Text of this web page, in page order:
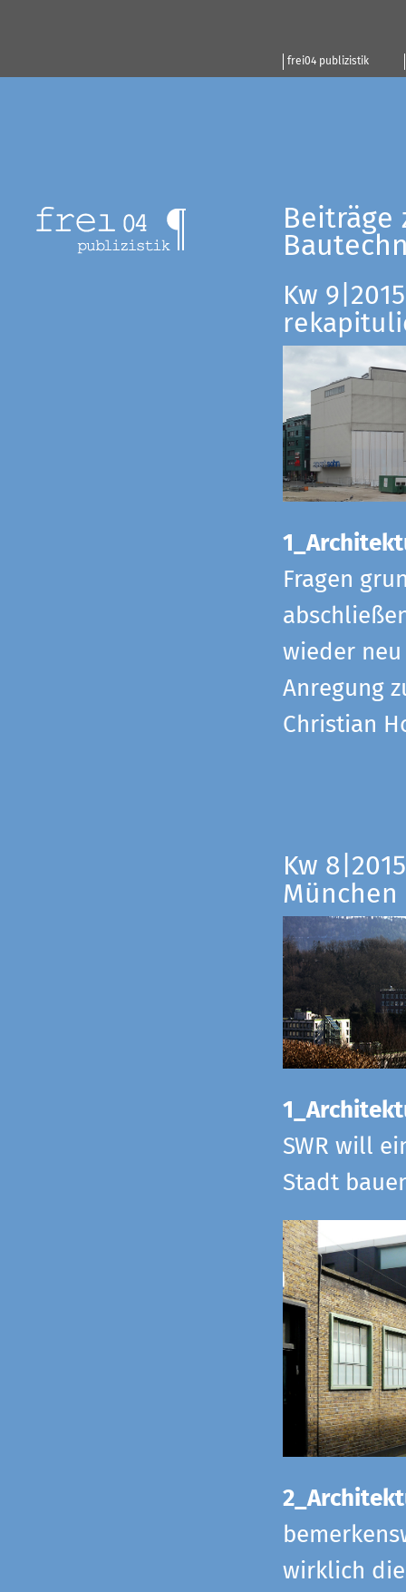
frei04 publizistik
Beiträge
Kw
Fragen
wieder
Anregung
Christian
Kw
München
SWR will
Stadt
wirklich